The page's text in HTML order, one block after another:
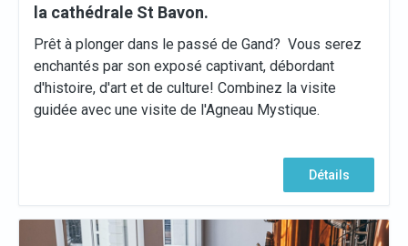
la cathédrale St Bavon.
Prêt à plonger dans le passé de Gand? Vous serez
enchantés par son exposé captivant, débordant
d'histoire, d'art et de culture! Combinez la visite
guidée avec une visite de l'Agneau Mystique.
Détails